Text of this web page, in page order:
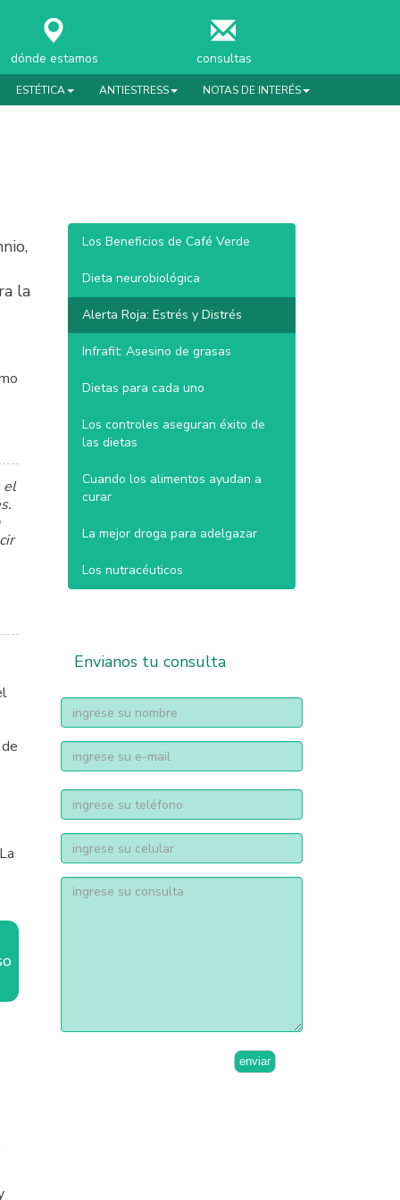
dónde estamos consultas
ESTÉTICA ANTIESTRESS NOTAS DE INTERÉS
la
el
Los Beneficios de Café Verde
Dieta neurobiológica
Alerta Roja: Estrés y Distrés
Infrafit: Asesino de grasas
Dietas para cada uno
Los controles aseguran éxito de
las dietas
Cuando los alimentos ayudan a
curar
La mejor droga para adelgazar
Los nutracéuticos
Envianos tu consulta
nombre
Email
address
telfono
telÃ©fono
consulta
enviar